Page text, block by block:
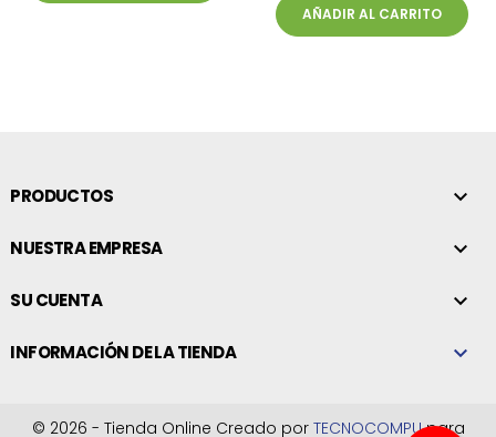
AÑADIR AL CARRITO
PRODUCTOS 
NUESTRA EMPRESA 
SU CUENTA 
INFORMACIÓN DE LA TIENDA 
© 2026 - Tienda Online Creado por TECNOCOMPUpara